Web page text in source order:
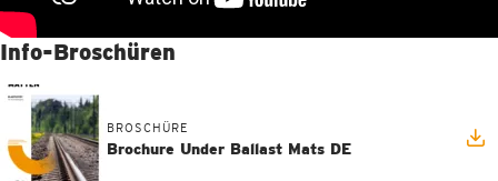
Info-Broschüren
BROSCHÜRE
Brochure Under Ballast Mats DE